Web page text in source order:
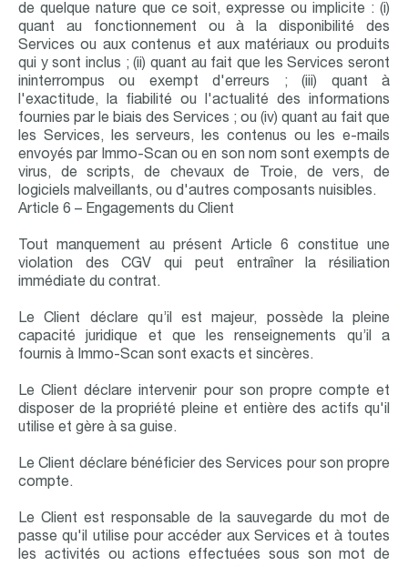
de quelque nature que ce soit, expresse ou implicite : (i)
quant au fonctionnement ou à la disponibilité des
Services ou aux contenus et aux matériaux ou produits
qui y sont inclus ; (ii) quant au fait que les Services seront
ininterrompus ou exempt d'erreurs ; (iii) quant à
l'exactitude, la fiabilité ou l'actualité des informations
fournies par le biais des Services ; ou (iv) quant au fait que
les Services, les serveurs, les contenus ou les e-mails
envoyés par Immo-Scan ou en son nom sont exempts de
virus, de scripts, de chevaux de Troie, de vers, de
logiciels malveillants, ou d'autres composants nuisibles.
Article 6 – Engagements du Client
Tout manquement au présent Article 6 constitue une
violation des CGV qui peut entraîner la résiliation
immédiate du contrat.
Le Client déclare qu’il est majeur, possède la pleine
capacité juridique et que les renseignements qu’il a
fournis à Immo-Scan sont exacts et sincères.
Le Client déclare intervenir pour son propre compte et
disposer de la propriété pleine et entière des actifs qu'il
utilise et gère à sa guise.
Le Client déclare bénéficier des Services pour son propre
compte.
Le Client est responsable de la sauvegarde du mot de
passe qu'il utilise pour accéder aux Services et à toutes
les activités ou actions effectuées sous son mot de